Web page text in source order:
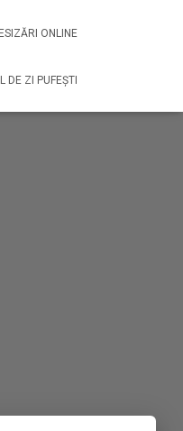
ONLINE
DE ZI PUFEȘTI